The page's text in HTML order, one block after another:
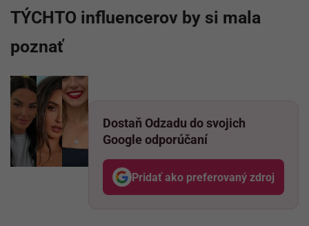
TÝCHTO influencerov by si mala
poznať
Dostaň Odzadu do svojich
Google odporúčaní
Pridať ako preferovaný zdroj
Odzadu, odkaz sa